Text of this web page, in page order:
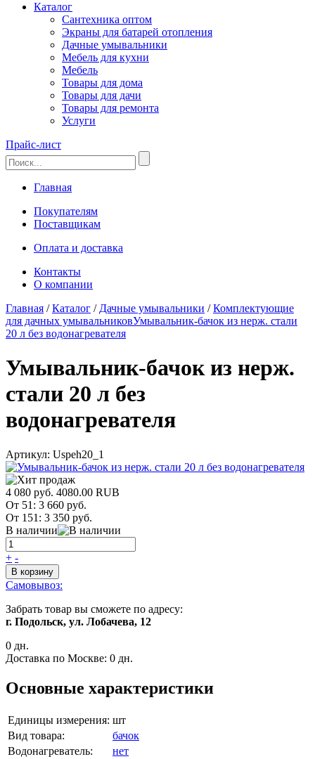
Каталог
Сантехника оптом
Экраны для батарей отопления
Дачные умывальники
Мебель для кухни
Мебель
Товары для дома
Товары для дачи
Товары для ремонта
Услуги
Прайс-лист
Главная
Покупателям
Поставщикам
Оплата и доставка
Контакты
О компании
Главная /Каталог / Дачные умывальники /Комплектующие
для дачных умывальниковУмывальник-бачок из нерж. стали
20 л без водонагревателя
Умывальник-бачок из нерж.
стали 20 л без
водонагревателя
Артикул: Uspeh20_1
4 080 руб. 4080.00 RUB
От 51: 3 660 руб.
От 151: 3 350 руб.
В наличии
+ -
В корзину
Самовывоз:
Забрать товар вы сможете по адресу:
г. Подольск, ул. Лобачева, 12
0 дн.
Доставка по Москве: 0 дн.
Основные характеристики
Единицы измерения: шт
Вид товара:
бачок
Водонагреватель:
нет